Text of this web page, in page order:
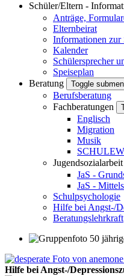
Schüler/Eltern -
Anträge,
Elternbeirat
Informationen zur
Kalender
Schülersprecher
Speiseplan
Beratung
Toggle
Berufsberatung
Fachberatungen
Englisch
Migration
Musik
JaS -
JaS -
Schulpsychologie
Hilfe bei Angst-/
Beratungslehrkraft
Hilfe bei Angst-/